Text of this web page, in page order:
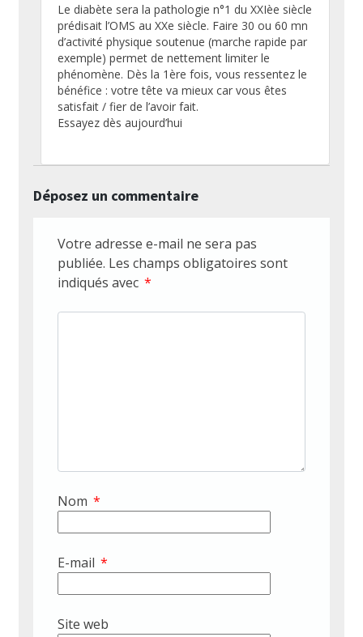
Le diabète sera la pathologie n°1 du XXIèe siècle
prédisait l’OMS au XXe siècle. Faire 30 ou 60 mn
d’activité physique soutenue (marche rapide par
exemple) permet de nettement limiter le
phénomène. Dès la 1ère fois, vous ressentez le
bénéfice : votre tête va mieux car vous êtes
satisfait / fier de l’avoir fait.
Essayez dès aujourd’hui
Déposez un commentaire
Votre adresse e-mail ne sera pas
publiée. Les champs obligatoires sont
indiqués avec *
Nom *
E-mail *
Site web